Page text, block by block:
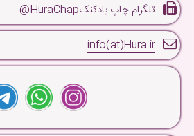
تلگرام چاپ بادکنکHuraChap@
info(at)Hura.ir